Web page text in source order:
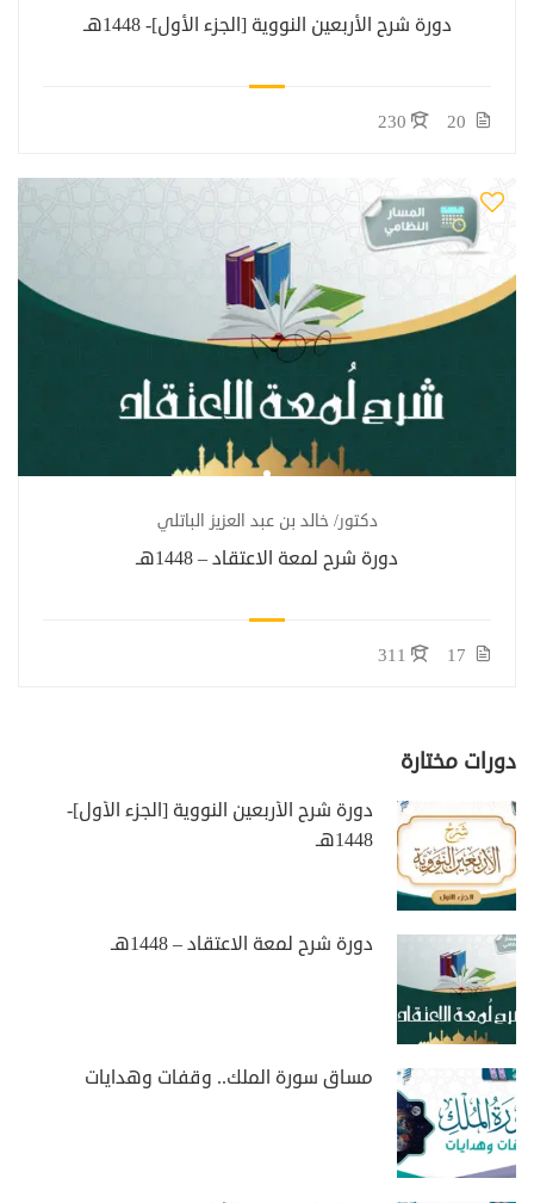
دورة شرح الأربعين النووية [الجزء الأول]- 1448هـ
20
230
دكتور/ خالد بن عبد العزيز الباتلي
دورة شرح لمعة الاعتقاد – 1448هـ
17
311
دورات مختارة
دورة شرح الأربعين النووية [الجزء الأول]-
1448هـ
دورة شرح لمعة الاعتقاد – 1448هـ
مساق سورة الملك.. وقفات وهدايات